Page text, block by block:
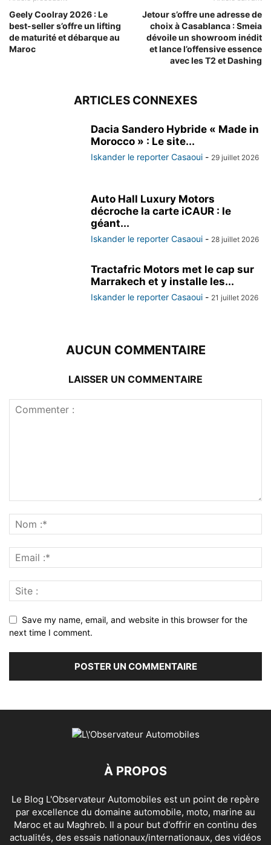
Geely Coolray 2026 : Le
best-seller s’offre un lifting
de maturité et débarque au
Maroc
Jetour s’offre une adresse de
choix à Casablanca : Smeia
dévoile un showroom inédit
et lance l’offensive essence
avec les T2 et Dashing
ARTICLES CONNEXES
Dacia Sandero Hybride « Made in
Morocco » : Le site...
Iskander le reporter Casaoui - 29 juillet 2026
Auto Hall Luxury Motors
décroche la carte iCAUR : le
géant...
Iskander le reporter Casaoui - 28 juillet 2026
Tractafric Motors met le cap sur
Marrakech et y installe les...
Iskander le reporter Casaoui - 21 juillet 2026
AUCUN COMMENTAIRE
LAISSER UN COMMENTAIRE
Save my name, email, and website in this browser for the
next time I comment.
À PROPOS
Le Blog L'Observateur Automobiles est un point de repère
par excellence du domaine automobile, moto, marine au
Maroc et au Maghreb. Il a pour but d'offrir en continu des
actualités, des essais nationaux/internationaux, des vidéos